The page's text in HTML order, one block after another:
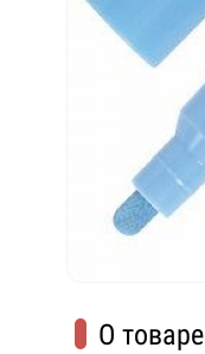
О товаре